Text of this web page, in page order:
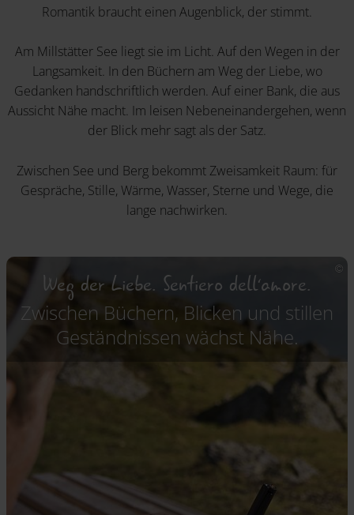
Romantik braucht einen Augenblick, der stimmt.
Am Millstätter See liegt sie im Licht. Auf den Wegen in der
Langsamkeit. In den Büchern am Weg der Liebe, wo
Gedanken handschriftlich werden. Auf einer Bank, die aus
Aussicht Nähe macht. Im leisen Nebeneinandergehen, wenn
der Blick mehr sagt als der Satz.
Zwischen See und Berg bekommt Zweisamkeit Raum: für
Gespräche, Stille, Wärme, Wasser, Sterne und Wege, die
lange nachwirken.
Weg der Liebe. Sentiero dell´amore.
Zwischen Büchern, Blicken und stillen
Geständnissen wächst Nähe.